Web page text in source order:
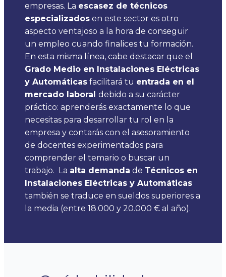
empresas. La escasez de técnicos
especializados en este sector es otro
aspecto ventajoso a la hora de conseguir
un empleo cuando finalices tu formación.
En esta misma línea, cabe destacar que el
Grado Medio en Instalaciones Eléctricas
y Automáticas facilitará tu entrada en el
mercado laboral debido a su carácter
práctico: aprenderás exactamente lo que
necesitas para desarrollar tu rol en la
empresa y contarás con el asesoramiento
de docentes experimentados para
comprender el temario o buscar un
trabajo. La alta demanda de Técnicos en
Instalaciones Eléctricas y Automáticas
también se traduce en sueldos superiores a
la media (entre 18.000 y 20.000 € al año).